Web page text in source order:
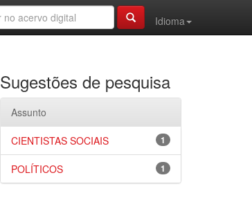
Idioma
Sugestões de pesquisa
Assunto
1
CIENTISTAS SOCIAIS
1
POLÍTICOS